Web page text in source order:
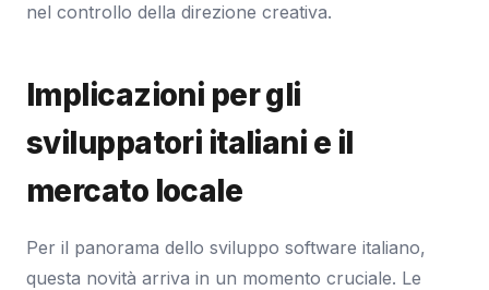
nel controllo della direzione creativa.
Implicazioni per gli
sviluppatori italiani e il
mercato locale
Per il panorama dello sviluppo software italiano,
questa novità arriva in un momento cruciale. Le